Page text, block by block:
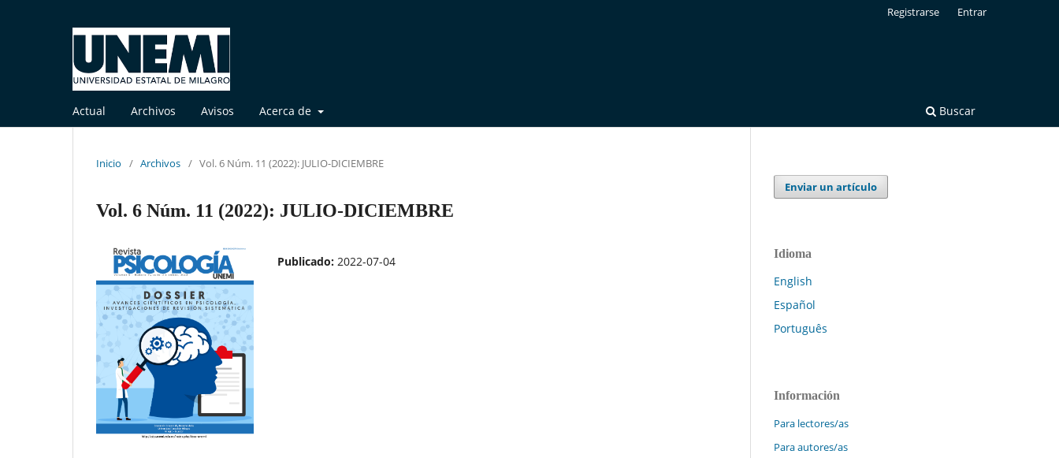
Actual Archivos Avisos Acerca de Buscar
Registrarse Entrar
Inicio / Archivos / Vol. 6 Núm. 11 (2022): JULIO-DICIEMBRE
Vol. 6 Núm. 11 (2022): JULIO-DICIEMBRE
Publicado: 2022-07-04
Enviar un artículo
Idioma
English
Español
Português
Información
Para lectores/as
Para autores/as